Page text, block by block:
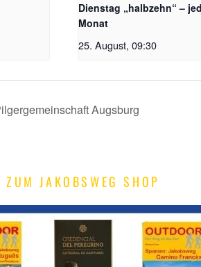
Dienstag „halbzehn“ –
Monat
25. August, 09:30
Augsburg
ZUM JAKOBSWEG SHOP